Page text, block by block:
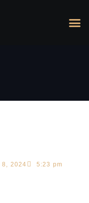
8, 2024 5:23 pm